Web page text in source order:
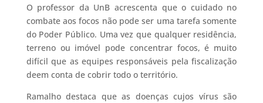
O professor da UnB acrescenta que o cuidado no
combate aos focos não pode ser uma tarefa somente
do Poder Público. Uma vez que qualquer residência,
terreno ou imóvel pode concentrar focos, é muito
difícil que as equipes responsáveis pela fiscalização
deem conta de cobrir todo o território.
Ramalho destaca que as doenças cujos vírus são